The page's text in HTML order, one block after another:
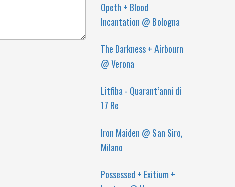
Opeth + Blood
Incantation @ Bologna
The Darkness + Airbourn
@ Verona
Litfiba - Quarant’anni di
17 Re
Iron Maiden @ San Siro,
Milano
Possessed + Exitium +